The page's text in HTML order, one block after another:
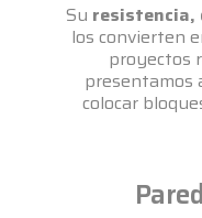
Su
los convierten
proyectos
presentamos
colocar